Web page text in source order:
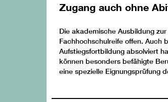
Zugang auch ohne
Die akademische Ausbildung
Fachhochschulreife offen. Auch
Aufstiegsfortbildung absolviert
können besonders befähigte
eine spezielle Eignungsprüfung